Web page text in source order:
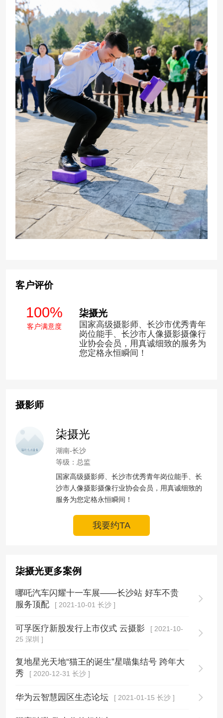
客户评价
100%
客户满意度
柒摄光
国家高级摄影师、长沙市优秀青年
岗位能手、长沙市人像摄影摄像行
业协会会员，用真诚细致的服务为
您定格永恒瞬间！
摄影师
柒摄光
湖南-长沙
等级：总监
国家高级摄影师、长沙市优秀青年岗位能手、长
沙市人像摄影摄像行业协会会员，用真诚细致的
服务为您定格永恒瞬间！
我要约TA
柒摄光更多案例
哪吒汽车闪耀十一车展——长沙站 好车不贵
服务顶配
[ 2021-10-01 长沙 ]
可孚医疗新股发行上市仪式 云摄影
[ 2021-10-
25 深圳 ]
复地星光天地“猫王的诞生”星喵集结号 跨年大
秀
[ 2020-12-31 长沙 ]
华为云智慧园区生态论坛 [ 2021-01-15 长沙 ]